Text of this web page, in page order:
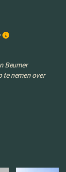
Beumer
te nemen over